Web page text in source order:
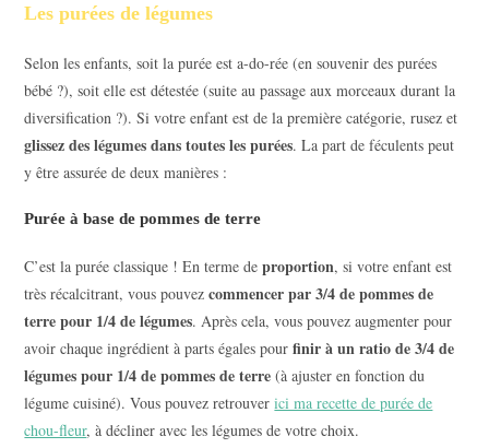
Les purées de légumes
Selon les enfants, soit la purée est a-do-rée (en souvenir des purées
bébé ?), soit elle est détestée (suite au passage aux morceaux durant la
diversification ?). Si votre enfant est de la première catégorie, rusez et
glissez des légumes dans toutes les purées. La part de féculents peut
y être assurée de deux manières :
Purée à base de pommes de terre
C’est la purée classique ! En terme de proportion, si votre enfant est
très récalcitrant, vous pouvezcommencer par 3/4 de pommes de
terre pour 1/4 de légumes. Après cela, vous pouvez augmenter pour
avoir chaque ingrédient à parts égales pour finir à un ratio de 3/4 de
légumes pour 1/4 de pommes de terre (à ajuster en fonction du
légume cuisiné). Vous pouvez retrouverici ma recette de purée de
chou-fleur, à décliner avec les légumes de votre choix.